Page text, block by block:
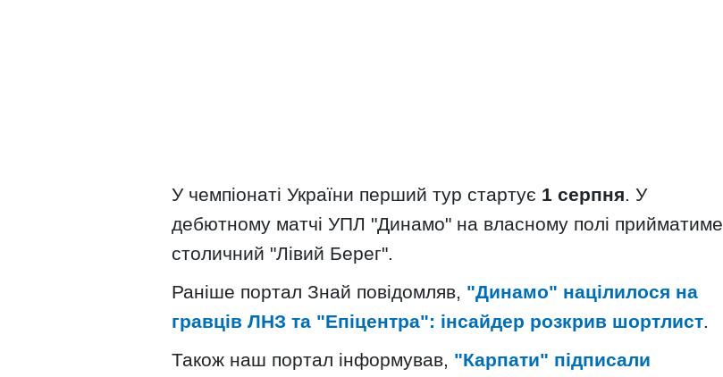
У чемпіонаті України перший тур стартує 1 серпня. У
дебютному матчі УПЛ "Динамо" на власному полі прийматиме
столичний "Лівий Берег".
Раніше портал Знай повідомляв, "Динамо" націлилося на
гравців ЛНЗ та "Епіцентра": інсайдер розкрив шортлист.
Також наш портал інформував, "Карпати" підписали